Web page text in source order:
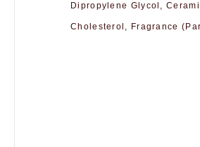
Dipropylene Glycol,
Cholesterol, Fragrance